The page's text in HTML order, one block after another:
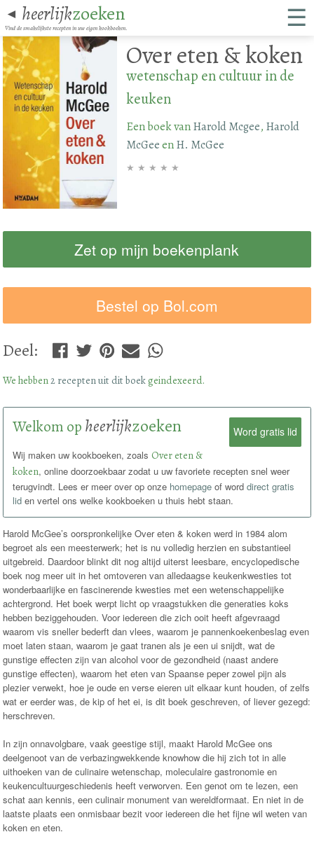
◄ heerlijkzoeken
Vind de smakelijkste recepten in uw eigen kookboeken. ☰
Over eten & koken
wetenschap en cultuur in de
keuken
Een boek vanHarold Mcgee, Harold
McGeeenH. McGee
★ ★ ★ ★ ★
Zet op mijn boekenplank
Bestel op Bol.com
Deel:
We hebben2 recepten uit dit boekgeindexeerd.
Word gratis lid
Welkom op heerlijkzoeken
Wij maken uw kookboeken, zoalsOver eten &
koken, online doorzoekbaar zodat u uw favoriete recepten snel weer
terugvindt. Lees er meer over op onze homepage of worddirect gratis
lid en vertel ons welke kookboeken u thuis hebt staan.
Harold McGee’s oorspronkelijke Over eten & koken werd in 1984 alom
begroet als een meesterwerk; het is nu volledig herzien en substantieel
uitgebreid. Daardoor blinkt dit nog altijd uiterst leesbare, encyclopedische
boek nog meer uit in het omtoveren van alledaagse keukenkwesties tot
wonderbaarlijke en fascinerende kwesties met een wetenschappelijke
achtergrond. Het boek werpt licht op vraagstukken die generaties koks
hebben beziggehouden. Voor iedereen die zich ooit heeft afgevraagd
waarom vis sneller bederft dan vlees, waarom je pannenkoekenbeslag even
moet laten staan, waarom je gaat tranen als je een ui snijdt, wat de
gunstige effecten zijn van alcohol voor de gezondheid (naast andere
gunstige effecten), waarom het eten van Spaanse peper zowel pijn als
plezier verwekt, hoe je oude en verse eieren uit elkaar kunt houden, of zelfs
wat er eerder was, de kip of het ei, is dit boek geschreven, of liever gezegd:
herschreven.
In zijn onnavolgbare, vaak geestige stijl, maakt Harold McGee ons
deelgenoot van de verbazingwekkende knowhow die hij zich tot in alle
uithoeken van de culinaire wetenschap, moleculaire gastronomie en
keukencultuurgeschiedenis heeft verworven. Een genot om te lezen, een
schat aan kennis, een culinair monument van wereldformaat. En niet in de
laatste plaats een onmisbaar bezit voor iedereen die het fijne wil weten van
koken en eten.